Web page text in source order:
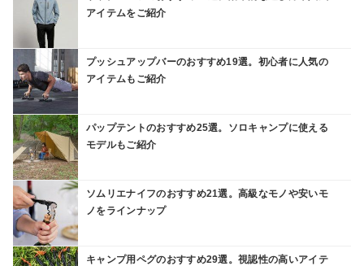
アイテムをご紹介
プッシュアップバーのおすすめ19選。初心者に人気の
アイテムもご紹介
パップテントのおすすめ25選。ソロキャンプに使える
モデルもご紹介
ソムリエナイフのおすすめ21選。高級なモノや安いモ
ノをラインナップ
キャンプ用ペグのおすすめ29選。視認性の高いアイテ